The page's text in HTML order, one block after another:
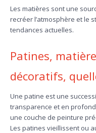
Les matières sont une
recréer l’atmosphère et le
tendances actuelles.
Patines,
décoratifs,
Une patine est une
transparence et en
une couche de peinture
Les patines vieillissent ou